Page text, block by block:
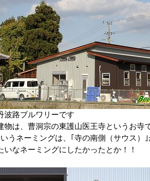
波路ブルワリーです
物は、曹洞宗の東護山医王寺というお寺
うネーミングは、｢寺の南側（サウス）
いなネーミングにしたかったとか！！